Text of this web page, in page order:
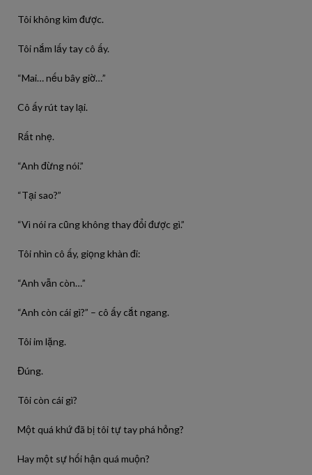
Tôi không kìm được.
Tôi nắm lấy tay cô ấy.
“Mai… nếu bây giờ…”
Cô ấy rút tay lại.
Rất nhẹ.
“Anh đừng nói.”
“Tại sao?”
“Vì nói ra cũng không thay đổi được gì.”
Tôi nhìn cô ấy, giọng khàn đi:
“Anh vẫn còn…”
“Anh còn cái gì?” – cô ấy cắt ngang.
Tôi im lặng.
Đúng.
Tôi còn cái gì?
Một quá khứ đã bị tôi tự tay phá hỏng?
Hay một sự hối hận quá muộn?